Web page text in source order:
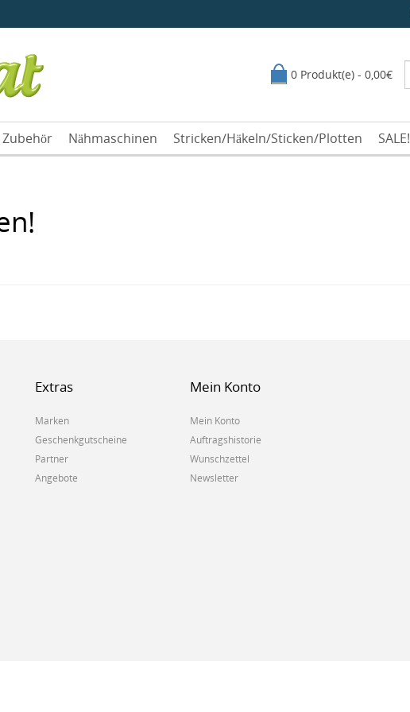
0 Produkt(e) - 0,00€
Zubehör Nähmaschinen Stricken/Häkeln/Sticken/Plotten SALE!
Extras
Marken
Geschenkgutscheine
Partner
Angebote
Mein Konto
Mein Konto
Auftragshistorie
Wunschzettel
Newsletter